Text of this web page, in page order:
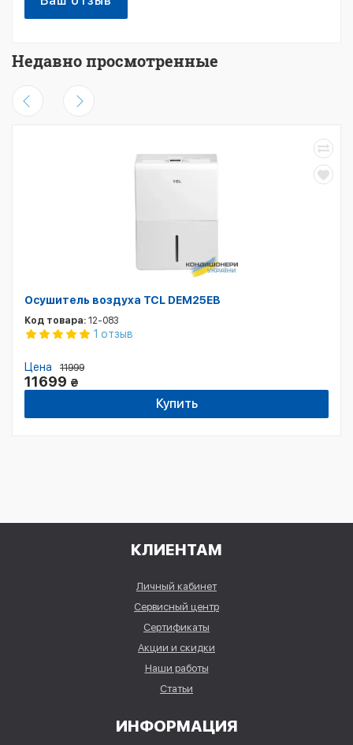
Недавно просмотренные
Осушитель воздуха TCL DEM25EB
Код товара: 12-083
1 отзыв
Цена 11999
11699 ₴
Купить
КЛИЕНТАМ
Личный кабинет
Сервисный центр
Сертификаты
Акции и скидки
Наши работы
Статьи
ИНФОРМАЦИЯ